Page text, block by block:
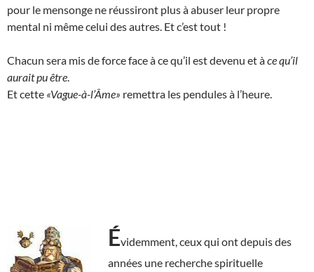
pour le mensonge ne réussiront plus à abuser leur propre
mental ni même celui des autres. Et c’est tout !
Chacun sera mis de force face à ce qu’il est devenu et àce qu’il
aurait pu être
Et cette «Vague-à-l’Âme» remettra les pendules à l’heure.
Évidemment, ceux qui ont depuis des
années une recherche spirituelle